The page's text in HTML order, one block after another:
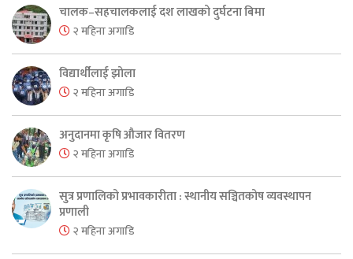
चालक–सहचालकलाई दश लाखको दुर्घटना बिमा
२ महिना अगाडि
विद्यार्थीलाई झोला
२ महिना अगाडि
अनुदानमा कृषि औजार वितरण
२ महिना अगाडि
सुत्र प्रणालिको प्रभावकारीता : स्थानीय सञ्चितकोष व्यवस्थापन
प्रणाली
२ महिना अगाडि